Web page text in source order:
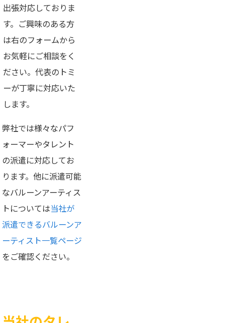
出張対応しておりま
す。ご興味のある方
は右のフォームから
お気軽にご相談をく
ださい。代表のトミ
ーが丁寧に対応いた
します。
弊社では様々なパフ
ォーマーやタレント
の派遣に対応してお
ります。他に派遣可能
なバルーンアーティス
トについては当社が
派遣できるバルーンア
ーティスト一覧ページ
をご確認ください。